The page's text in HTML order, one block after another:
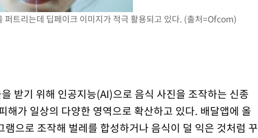
선제 대
'
장 기소
트리는데 딥페이크 이미지가 적극 활용되고 있다. (출처=Ofcom)
받기 위해 인공지능(AI)으로 음식 사진을 조작하는 신종
해가 일상의 다양한 영역으로 확산하고 있다. 배달앱에 올
으로 조작해 벌레를 합성하거나 음식이 덜 익은 것처럼 꾸